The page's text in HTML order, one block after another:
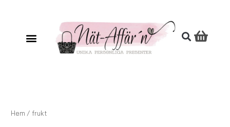
Hem / frukt